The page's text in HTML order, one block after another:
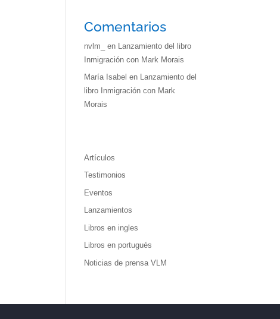
Comentarios
nvlm_ en Lanzamiento del libro
Inmigración con Mark Morais
María Isabel en Lanzamiento del
libro Inmigración con Mark
Morais
Artículos
Testimonios
Eventos
Lanzamientos
Libros en ingles
Libros en portugués
Noticias de prensa VLM